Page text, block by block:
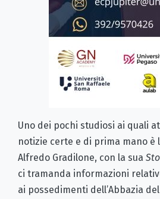
Uno dei pochi studiosi ai quali
notizie certe e di prima mano è
Alfredo Gradilone, con la sua
ci tramanda informazioni
ai possedimenti dell’Abbazia